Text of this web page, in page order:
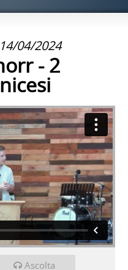
04/2024
- 2
Ascolta